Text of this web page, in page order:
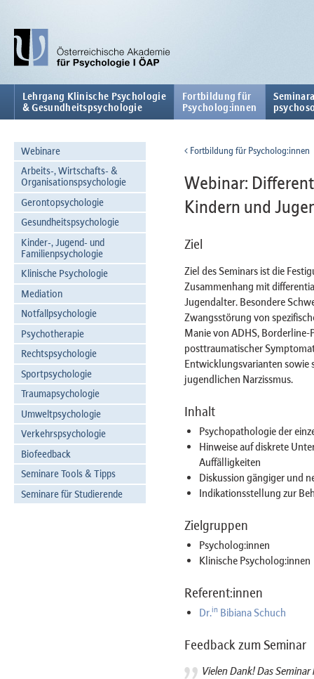
Lehrgang Klinische Psychologie
& Gesundheitspsychologie
Fortbildung für
Psycholog:innen
Webinare
Arbeits-, Wirtschafts- &
Organisationspsychologie
Gerontopsychologie
Gesundheitspsychologie
Kinder-, Jugend- und
Familienpsychologie
Klinische Psychologie
Mediation
Notfallpsychologie
Psychotherapie
Rechtspsychologie
Sportpsychologie
Traumapsychologie
Umweltpsychologie
Verkehrspsychologie
Biofeedback
Seminare Tools & Tipps
Seminare für Studierende
Fortbildung für Psycholog:innen
Webinar:
Kindern und
Ziel
Ziel des Seminars ist die
Zusammenhang mit
Jugendalter. Besondere
Zwangsstörung von
Manie von ADHS,
posttraumatischer
Entwicklungsvarianten sowie
jugendlichen Narzissmus.
Inhalt
Psychopathologie der
Hinweise auf diskrete
Auffälligkeiten
Diskussion gängiger und
Indikationsstellung zur
Zielgruppen
Psycholog:innen
Klinische Psycholog:innen
Referent:innen
Dr. in Bibiana Schuch
Feedback zum Seminar
Vielen Dank! Das